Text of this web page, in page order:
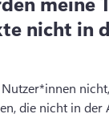
nicht in
Nutzer*innen
die nicht in der